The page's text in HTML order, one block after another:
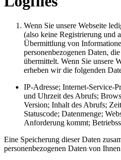
Wenn Sie unsere Webseite
(also keine Registrierung und
Übermittlung von
personenbezogenen Daten,
übermittelt. Wenn Sie unsere
erheben wir die folgenden
IP-Adresse; Internet-Service-
und Uhrzeit des Abrufs;
Version; Inhalt des Abrufs;
Statuscode; Datenmenge;
Anforderung kommt;
Eine Speicherung dieser Daten
personenbezogenen Daten von